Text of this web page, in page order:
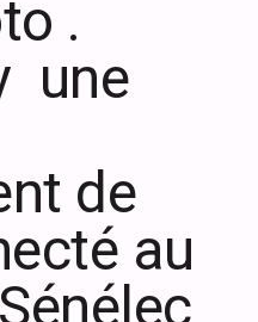
.
une
de
au